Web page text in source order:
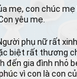
mẹ, con chúc
yêu mẹ.
phụ nữ rất
biệt rất thương
đến gia đình nhỏ
vì con là con